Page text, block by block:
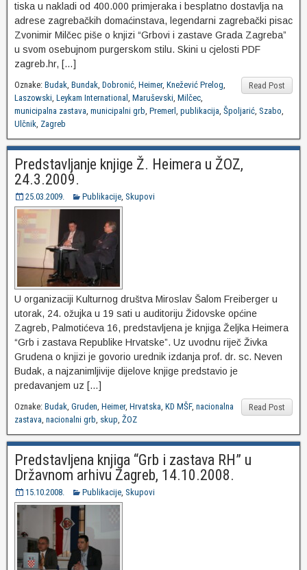
tiska u nakladi od 400.000 primjeraka i besplatno dostavlja na
adrese zagrebačkih domaćinstava, legendarni zagrebački pisac
Zvonimir Milčec piše o knjizi “Grbovi i zastave Grada Zagreba”
u svom osebujnom purgerskom stilu. Skini u cjelosti PDF
zagreb.hr, […]
Read Post
Oznake: Budak, Bundak, Dobronić, Heimer, Knežević Prelog,
Laszowski, Leykam International , Maruševski, Milčec,
municipalna zastava, municipalni grb, Premerl , publikacija, Špoljarić, Szabo,
Ulčnik, Zagreb
Predstavljanje knjige Ž. Heimera u ŽOZ,
24.3.2009.
25.03.2009. Publikacije, Skupovi
U organizaciji Kulturnog društva Miroslav Šalom Freiberger u
utorak, 24. ožujka u 19 sati u auditoriju Židovske općine
Zagreb, Palmotićeva 16, predstavljena je knjiga Željka Heimera
“Grb i zastava Republike Hrvatske”. Uz uvodnu riječ Živka
Grudena o knjizi je govorio urednik izdanja prof. dr. sc. Neven
Budak, a najzanimljivije dijelove knjige predstavio je
predavanjem uz […]
Read Post
Oznake: Budak, Gruden, Heimer, Hrvatska, KD MŠF, nacionalna
zastava, nacionalni grb, skup, ŽOZ
Predstavljena knjiga “Grb i zastava RH” u
Državnom arhivu Zagreb, 14.10.2008.
15.10.2008. Publikacije, Skupovi